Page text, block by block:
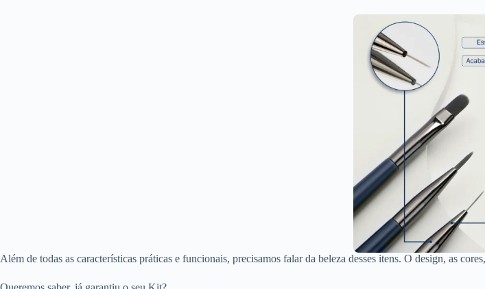
Além de todas as características práticas e funcionais, precisamos falar da beleza desses itens. O design, as